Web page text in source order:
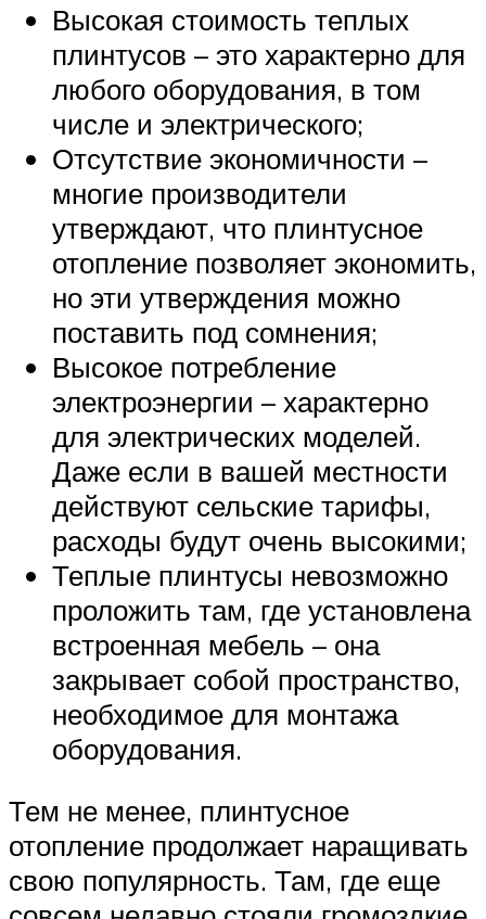
Высокая стоимость теплых
плинтусов – это характерно для
любого оборудования, в том
числе и электрического;
Отсутствие экономичности –
многие производители
утверждают, что плинтусное
отопление позволяет экономить,
но эти утверждения можно
поставить под сомнения;
Высокое потребление
электроэнергии – характерно
для электрических моделей.
Даже если в вашей местности
действуют сельские тарифы,
расходы будут очень высокими;
Теплые плинтусы невозможно
проложить там, где установлена
встроенная мебель – она
закрывает собой пространство,
необходимое для монтажа
оборудования.
Тем не менее, плинтусное
отопление продолжает наращивать
свою популярность. Там, где еще